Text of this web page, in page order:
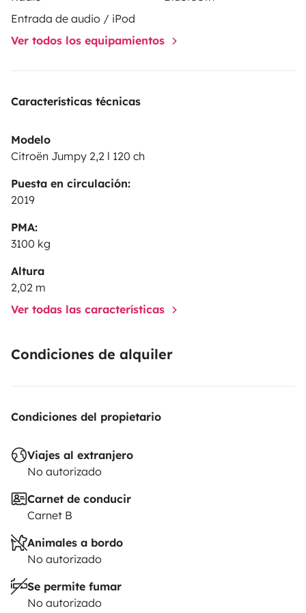
équipements bien pratique en voiture de nos jours.
Si besoin d’infos n’hésitez pas à me contacter.
Bonne route et surtout n’oubliez pas de vanlifer 🚐⛰️🏝️
Entrada de audio / iPod
Ver todos los equipamientos
Características técnicas
Modelo
Citroën Jumpy 2,2 l 120 ch
Puesta en circulación:
2019
PMA:
3100 kg
Altura
2,02 m
Ver todas las características
Condiciones de alquiler
Condiciones del propietario
Viajes al extranjero
No autorizado
Carnet de conducir
Carnet B
Animales a bordo
No autorizado
Se permite fumar
No autorizado